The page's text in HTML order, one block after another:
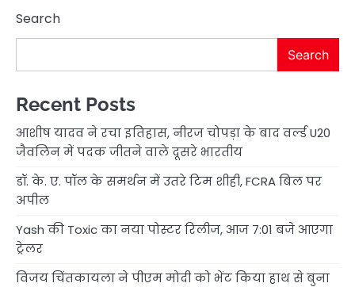
Search
Search
Recent Posts
आशीष यादव ने रचा इतिहास, नीरज चोपड़ा के बाद वर्ल्ड U20
जैवलिन में पदक जीतने वाले दूसरे भारतीय
डॉ. के. ए. पॉल के समर्थन में उतरे टिम शीही, FCRA बिल पर
अपील
Yash की Toxic का नया पोस्टर रिलीज, आज 7:01 बजे आएगा
ट्रेलर
विजय चिंतकायला ने पीएम मोदी को भेंट किया हाथ से बुना